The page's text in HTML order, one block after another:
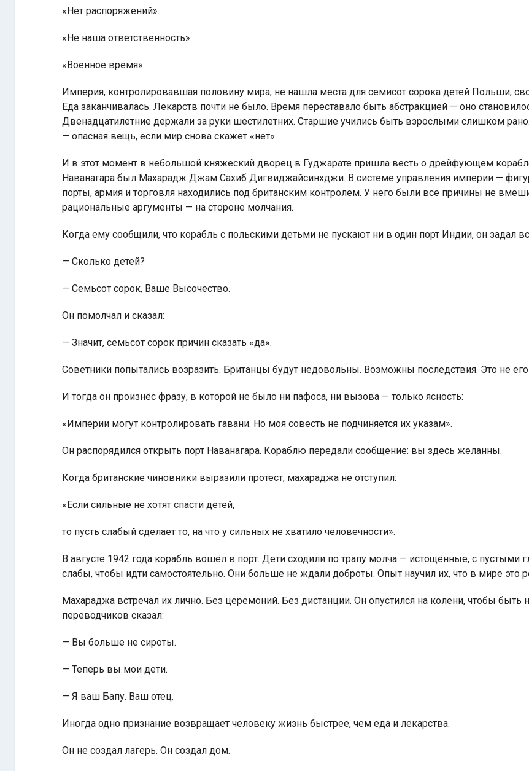
«Нет распоряжений».
«Не наша ответственность».
«Военное время».
Империя, контролировавшая половину мира, не нашла места для семисот сорока детей Польши,
Еда заканчивалась. Лекарств почти не было. Время переставало быть абстракцией — оно
Двенадцатилетние держали за руки шестилетних. Старшие учились быть взрослыми слишком
— опасная вещь, если мир снова скажет «нет».
И в этот момент в небольшой княжеский дворец в Гуджарате пришла весть о дрейфующем
Наванагара был Махарадж Джам Сахиб Дигвиджайсинхджи. В системе управления империи —
порты, армия и торговля находились под британским контролем. У него были все причины не
рациональные аргументы — на стороне молчания.
Когда ему сообщили, что корабль с польскими детьми не пускают ни в один порт Индии, он задал
— Сколько детей?
— Семьсот сорок, Ваше Высочество.
Он помолчал и сказал:
— Значит, семьсот сорок причин сказать «да».
Советники попытались возразить. Британцы будут недовольны. Возможны последствия. Это не его
И тогда он произнёс фразу, в которой не было ни пафоса, ни вызова — только ясность:
«Империи могут контролировать гавани. Но моя совесть не подчиняется их указам».
Он распорядился открыть порт Наванагара. Кораблю передали сообщение: вы здесь желанны.
Когда британские чиновники выразили протест, махараджа не отступил:
«Если сильные не хотят спасти детей,
то пусть слабый сделает то, на что у сильных не хватило человечности».
В августе 1942 года корабль вошёл в порт. Дети сходили по трапу молча — истощённые, с пустыми
слабы, чтобы идти самостоятельно. Они больше не ждали доброты. Опыт научил их, что в мире это
Махараджа встречал их лично. Без церемоний. Без дистанции. Он опустился на колени, чтобы быть
переводчиков сказал:
— Вы больше не сироты.
— Теперь вы мои дети.
— Я ваш Бапу. Ваш отец.
Иногда одно признание возвращает человеку жизнь быстрее, чем еда и лекарства.
Он не создал лагерь. Он создал дом.